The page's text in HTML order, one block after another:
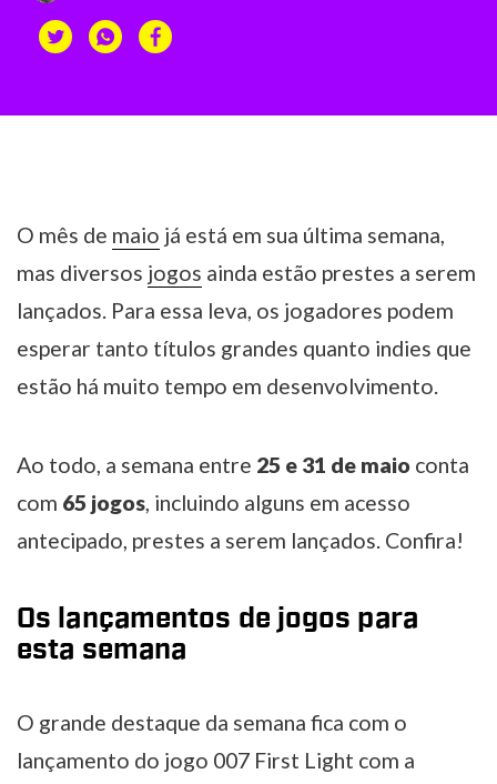
O mês de maio já está em sua última semana,
mas diversos jogos ainda estão prestes a serem
lançados. Para essa leva, os jogadores podem
esperar tanto títulos grandes quanto indies que
estão há muito tempo em desenvolvimento.
Ao todo, a semana entre 25 e 31 de maio conta
com 65 jogos, incluindo alguns em acesso
antecipado, prestes a serem lançados. Confira!
Os lançamentos de jogos para
esta semana
O grande destaque da semana fica com o
lançamento do jogo 007 First Light com a